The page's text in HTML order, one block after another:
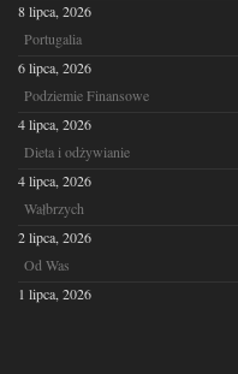
8 lipca, 2026
Portugalia
6 lipca, 2026
Podziemie Finansowe
4 lipca, 2026
Dieta i odżywianie
4 lipca, 2026
Wałbrzych
2 lipca, 2026
Od Was
1 lipca, 2026